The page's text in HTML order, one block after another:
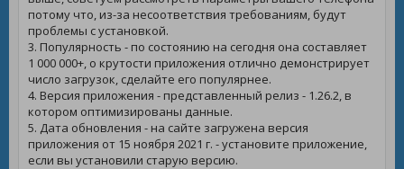
потому что, из-за несоответствия требованиям, будут
проблемы с установкой.
3. Популярность - по состоянию на сегодня она составляет
1 000 000+, о крутости приложения отлично демонстрирует
число загрузок, сделайте его популярнее.
4. Версия приложения - представленный релиз - 1.26.2, в
котором оптимизированы данные.
5. Дата обновления - на сайте загружена версия
приложения от 15 ноября 2021 г. - установите приложение,
если вы установили старую версию.